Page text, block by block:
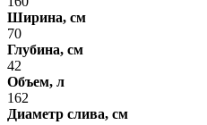
Ширина, см
70
Глубина, см
42
Объем, л
162
Диаметр слива, см